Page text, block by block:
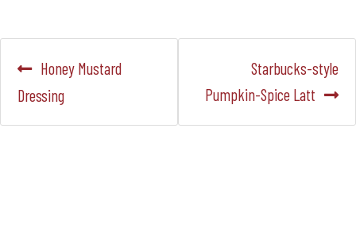
Navegación
de
entradas
Anterior:
Honey Mustard
Dressing
Siguiente:
Starbucks-style
Pumpkin-Spice Latt